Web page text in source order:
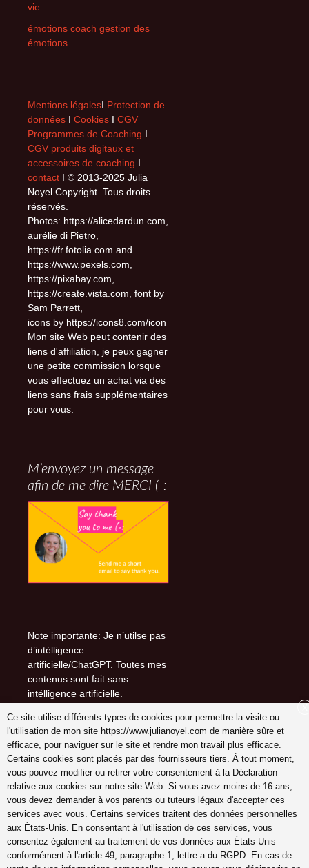
vie
émotions coach gestion des
émotions
Mentions légalesI Protection de
données I Cookies I CGV
Programmes de Coaching I
CGV produits digitaux et
accessoires de coaching I
contact I © 2013-2025 Julia
Noyel Copyright. Tous droits
réservés.
Photos: https://alicedardun.com,
aurélie di Pietro,
https://fr.fotolia.com and
https://www.pexels.com,
https://pixabay.com,
https://create.vista.com, font by
Sam Parrett,
icons by https://icons8.com/icon
Mon site Web peut contenir des
liens d'affiliation, je peux gagner
une petite commission lorsque
vous effectuez un achat via des
liens sans frais supplémentaires
pour vous.
M’envoyez un message
afin de me dire MERCI (-:
Note importante: Je n’utilse pas
d’intélligence
artificielle/ChatGPT. Toutes mes
contenus sont fait sans
intélligence artificielle.
Suivez-moi sur (-:
youtube
INSTAGRAM
Pinterest
coach en gestion émotions,
Ce site utilise différents types de cookies pour permettre la visite ou
l'utilisation de mon site https://www.julianoyel.com de manière sûre et
efficace, pour naviguer sur le site et rendre mon travail plus efficace.
Certains cookies sont placés par des fournisseurs tiers. À tout moment,
vous pouvez modifier ou retirer votre consentement à la Déclaration
relative aux cookies sur notre site Web. Si vous avez moins de 16 ans,
vous devez demander à vos parents ou tuteurs légaux d'accepter ces
services avec vous. Certains services traitent des données personnelles
aux États-Unis. En consentant à l'utilisation de ces services, vous
consentez également au traitement de vos données aux États-Unis
conformément à l'article 49, paragraphe 1, lettre a du RGPD. En cas de